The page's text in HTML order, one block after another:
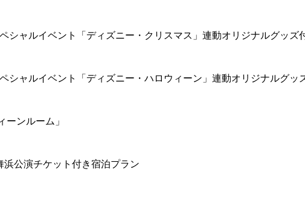
ャルイベント「ディズニー・クリスマス」連動オリジナルグッズ
ャルイベント「ディズニー・ハロウィーン」連動オリジナルグッ
ンルーム」
公演チケット付き宿泊プラン